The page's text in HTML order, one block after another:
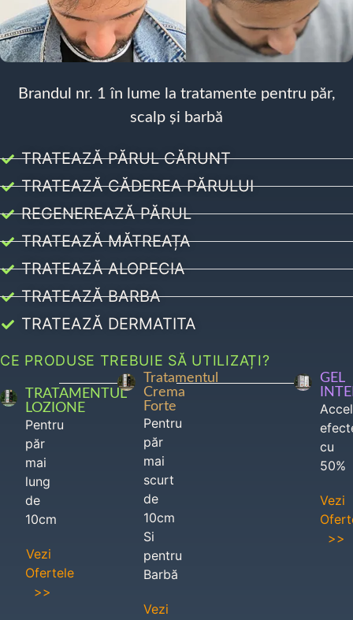
Brandul nr. 1 în lume la tratamente pentru păr,
scalp și barbă
TRATEAZĂ PĂRUL CĂRUNT
TRATEAZĂ CĂDEREA PĂRULUI
REGENEREAZĂ PĂRUL
TRATEAZĂ MĂTREAȚA
TRATEAZĂ ALOPECIA
TRATEAZĂ BARBA
TRATEAZĂ DERMATITA
CE PRODUSE TREBUIE SĂ UTILIZAȚI?
TRATAMENTUL
LOZIONE
Pentru
păr
mai
lung
de
10cm
Vezi
Ofertele
>>
Tratamentul
Crema
Forte
Pentru
păr
mai
scurt
de
10cm
Si
pentru
Barbă
Vezi
GEL
cu
50%
Vezi
>>